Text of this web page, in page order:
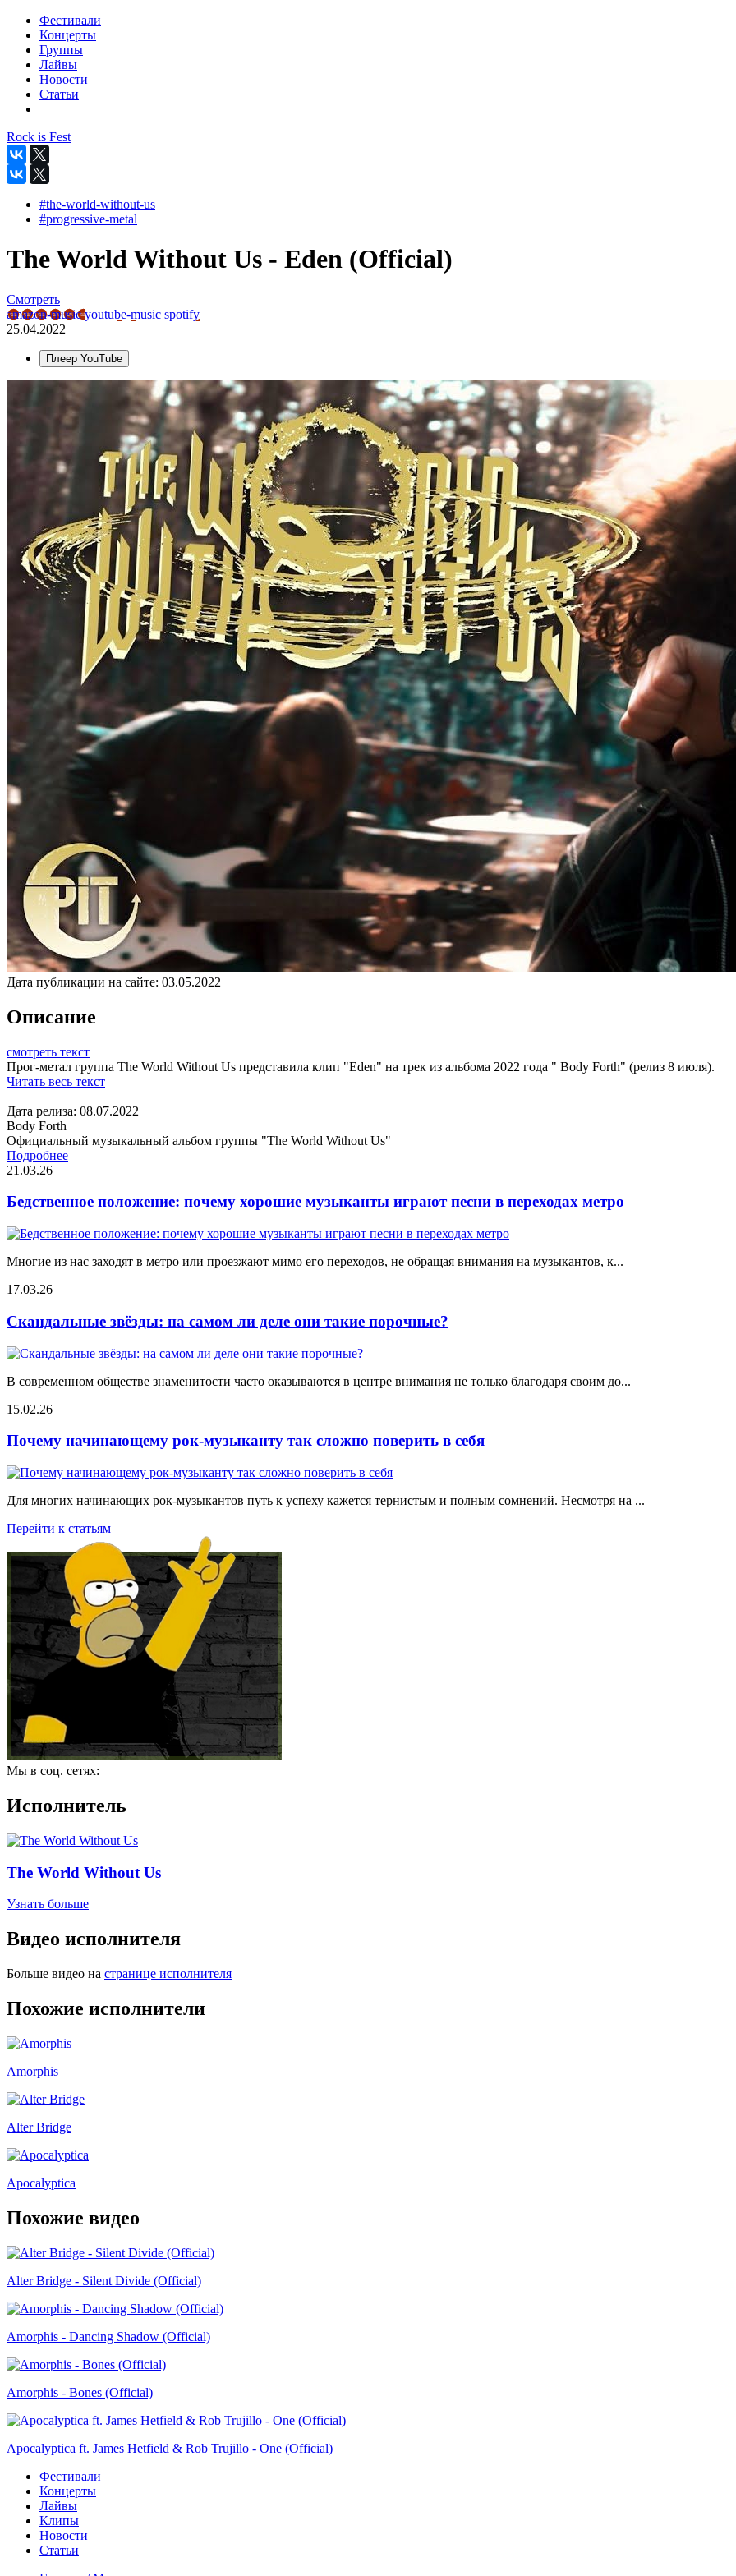
Фестивали
Концерты
Группы
Лайвы
Новости
Статьи
Rock is Fest
#the-world-without-us
#progressive-metal
The World Without Us - Eden (Official)
Смотреть
amazon-musicyoutube-music spotify
25.04.2022
Плеер YouTube
Дата публикации на сайте: 03.05.2022
Описание
смотреть текст
Прог-метал группа The World Without Us представила клип "Eden" на трек из альбома 2022 года " Body Forth" (релиз 8 июля).
Читать весь текст
Дата релиза: 08.07.2022
Body Forth
Официальный музыкальный альбом группы "The World Without Us"
Подробнее
21.03.26
Бедственное положение: почему хорошие музыканты играют песни в переходах метро
Многие из нас заходят в метро или проезжают мимо его переходов, не обращая внимания на музыкантов, к...
17.03.26
Скандальные звёзды: на самом ли деле они такие порочные?
В современном обществе знаменитости часто оказываются в центре внимания не только благодаря своим до...
15.02.26
Почему начинающему рок-музыканту так сложно поверить в себя
Для многих начинающих рок-музыкантов путь к успеху кажется тернистым и полным сомнений. Несмотря на ...
Перейти к статьям
Мы в соц. сетях:
Исполнитель
The World Without Us
Узнать больше
Видео исполнителя
Больше видео на странице исполнителя
Похожие исполнители
Amorphis
Alter Bridge
Apocalyptica
Похожие видео
Alter Bridge - Silent Divide (Official)
Amorphis - Dancing Shadow (Official)
Amorphis - Bones (Official)
Apocalyptica ft. James Hetfield & Rob Trujillo - One (Official)
Фестивали
Концерты
Лайвы
Клипы
Новости
Статьи